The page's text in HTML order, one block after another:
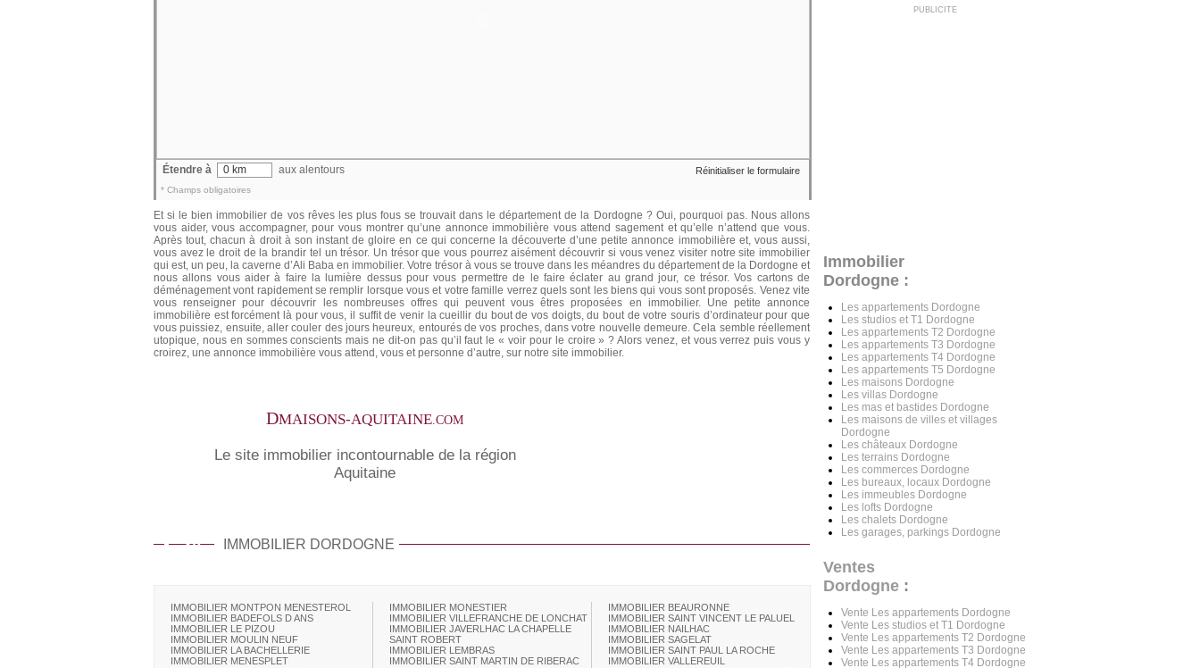
Étendre à 0 km aux alentours Réinitialiser le formulaire
* Champs obligatoires
Et si le bien immobilier de vos rêves les plus fous se trouvait dans le département de la Dordogne ? Oui, pourquoi pas. Nous allons
vous aider, vous accompagner, pour vous montrer qu’une annonce immobilière vous attend sagement et qu’elle n’attend que vous.
Après tout, chacun à droit à son instant de gloire en ce qui concerne la découverte d’une petite annonce immobilière et, vous aussi,
vous avez le droit de la brandir tel un trésor. Un trésor que vous pourrez aisément découvrir si vous venez visiter notre site immobilier
qui est, un peu, la caverne d’Ali Baba en immobilier. Votre trésor à vous se trouve dans les méandres du département de la Dordogne et
nous allons vous aider à faire la lumière dessus pour vous permettre de le faire éclater au grand jour, ce trésor. Vos cartons de
déménagement vont rapidement se remplir lorsque vous et votre famille verrez quels sont les biens qui vous sont proposés. Venez vite
vous renseigner pour découvrir les nombreuses offres qui peuvent vous êtres proposées en immobilier. Une petite annonce
immobilière est forcément là pour vous, il suffit de venir la cueillir du bout de vos doigts, du bout de votre souris d’ordinateur pour que
vous puissiez, ensuite, aller couler des jours heureux, entourés de vos proches, dans votre nouvelle demeure. Cela semble réellement
utopique, nous en sommes conscients mais ne dit-on pas qu’il faut le « voir pour le croire » ? Alors venez, et vous verrez puis vous y
croirez, une annonce immobilière vous attend, vous et personne d’autre, sur notre site immobilier.
DMAISONS-AQUITAINE.COM
Le site immobilier incontournable de la région
Aquitaine
24 IMMOBILIER DORDOGNE
IMMOBILIER MONTPON MENESTEROL
IMMOBILIER BADEFOLS D ANS
IMMOBILIER LE PIZOU
IMMOBILIER MOULIN NEUF
IMMOBILIER LA BACHELLERIE
IMMOBILIER MENESPLET
IMMOBILIER MONESTIER
IMMOBILIER VILLEFRANCHE DE LONCHAT
IMMOBILIER JAVERLHAC LA CHAPELLE
SAINT ROBERT
IMMOBILIER LEMBRAS
IMMOBILIER SAINT MARTIN DE RIBERAC
IMMOBILIER BEAURONNE
IMMOBILIER SAINT VINCENT LE PALUEL
IMMOBILIER NAILHAC
IMMOBILIER SAGELAT
IMMOBILIER SAINT PAUL LA ROCHE
IMMOBILIER VALLEREUIL
PUBLICITE
Immobilier
Dordogne :
Les appartements Dordogne
Les studios et T1 Dordogne
Les appartements T2 Dordogne
Les appartements T3 Dordogne
Les appartements T4 Dordogne
Les appartements T5 Dordogne
Les maisons Dordogne
Les villas Dordogne
Les mas et bastides Dordogne
Les maisons de villes et villages
Dordogne
Les châteaux Dordogne
Les terrains Dordogne
Les commerces Dordogne
Les bureaux, locaux Dordogne
Les immeubles Dordogne
Les lofts Dordogne
Les chalets Dordogne
Les garages, parkings Dordogne
Ventes
Dordogne :
Vente Les appartements Dordogne
Vente Les studios et T1 Dordogne
Vente Les appartements T2 Dordogne
Vente Les appartements T3 Dordogne
Vente Les appartements T4 Dordogne